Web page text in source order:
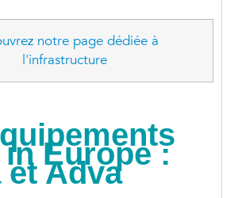
notre page dédiée à
l'infrastructure
in Europe :
et Adva